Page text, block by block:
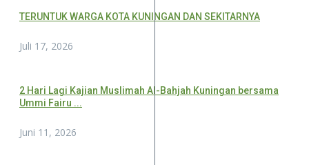
TERUNTUK WARGA KOTA KUNINGAN DAN SEKITARNYA
Juli 17, 2026
2 Hari Lagi Kajian Muslimah Al-Bahjah Kuningan bersama
Ummi Fairu ...
Juni 11, 2026